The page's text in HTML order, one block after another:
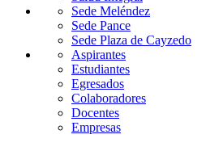
Sede Meléndez
Sede Pance
Sede Plaza de Cayzedo
Aspirantes
Estudiantes
Egresados
Colaboradores
Docentes
Empresas